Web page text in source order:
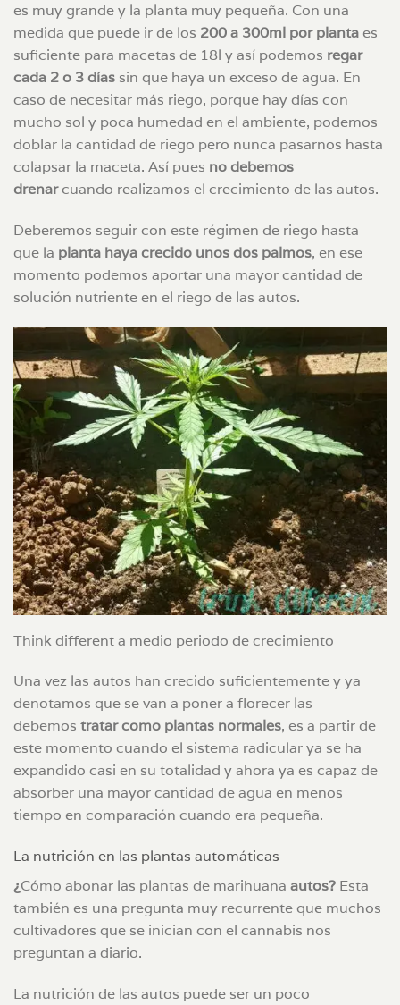
es muy grande y la planta muy pequeña. Con una
medida que puede ir de los 200 a 300ml por planta es
suficiente para macetas de 18l y así podemos regar
cada 2 o 3 días sin que haya un exceso de agua. En
caso de necesitar más riego, porque hay días con
mucho sol y poca humedad en el ambiente, podemos
doblar la cantidad de riego pero nunca pasarnos hasta
colapsar la maceta. Así pues no debemos
drenarcuando realizamos el crecimiento de las autos.
Deberemos seguir con este régimen de riego hasta
que la planta haya crecido unos dos palmos, en ese
momento podemos aportar una mayor cantidad de
solución nutriente en el riego de las autos.
Think different a medio periodo de crecimiento
Una vez las autos han crecido suficientemente y ya
denotamos que se van a poner a florecer las
debemos tratar como plantas normales, es a partir de
este momento cuando el sistema radicular ya se ha
expandido casi en su totalidad y ahora ya es capaz de
absorber una mayor cantidad de agua en menos
tiempo en comparación cuando era pequeña.
La nutrición en las plantas automáticas
¿Cómo abonar las plantas de marihuana autos? Esta
también es una pregunta muy recurrente que muchos
cultivadores que se inician con el cannabis nos
preguntan a diario.
La nutrición de las autos puede ser un poco